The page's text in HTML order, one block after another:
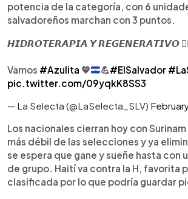
potencia de la categoría, con 6
salvadoreños marchan con 3 puntos.
𝙃𝙄𝘿𝙍𝙊𝙏𝙀𝙍𝘼𝙋𝙄𝘼 𝙔 𝙍𝙀𝙂𝙀𝙉𝙀𝙍𝘼𝙏𝙄𝙑𝙊
Vamos #Azulita 💙 💪#ElSalvador
pic.twitter.com/09yqkK8SS3
— La Selecta (@LaSelecta_SLV)
Los nacionales cierran hoy con
más débil de las selecciones y ya
se espera que gane y sueñe hasta con
de grupo. Haití va contra la H, favorita
clasificada por lo que podría guardar